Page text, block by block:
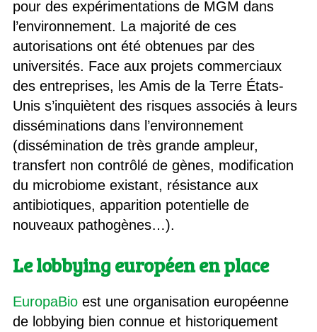
pour des expérimentations de MGM dans
l’environnement. La majorité de ces
autorisations ont été obtenues par des
universités. Face aux projets commerciaux
des entreprises, les Amis de la Terre États-
Unis s’inquiètent des risques associés à leurs
disséminations dans l’environnement
(dissémination de très grande ampleur,
transfert non contrôlé de gènes, modification
du microbiome existant, résistance aux
antibiotiques, apparition potentielle de
nouveaux pathogènes…).
Le lobbying européen en place
EuropaBioest une organisation européenne
de lobbying bien connue et historiquement